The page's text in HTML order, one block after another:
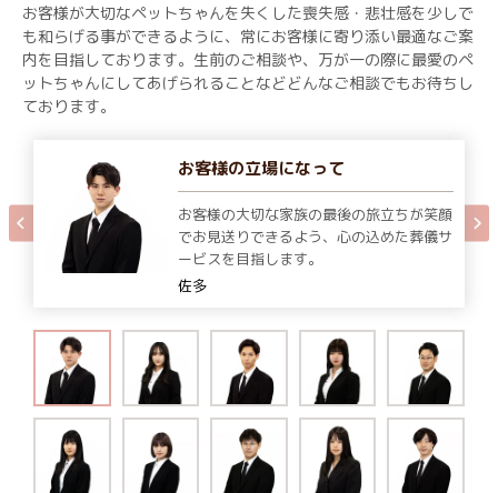
お客様が大切なペットちゃんを失くした喪失感・悲壮感を少しで
も和らげる事ができるように、常にお客様に寄り添い最適なご案
内を目指しております。生前のご相談や、万が一の際に最愛のペ
ットちゃんにしてあげられることなどどんなご相談でもお待ちし
ております。
お客様の立場になって
お客様の大切な家族の最後の旅立ちが笑顔
でお見送りできるよう、心の込めた葬儀サ
ービスを目指します。
佐多